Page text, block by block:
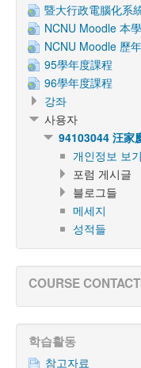
暨大行政電腦化系
NCNU Moodle 本
NCNU Moodle 歷
95學年度課程
96學年度課程
강좌
사용자
94103044 汪家
개인정보 보기
포럼 게시글
블로그들
메세지
성적들
COURSE
학습활동
참고자료